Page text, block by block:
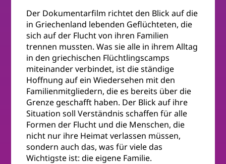
Der Dokumentarfilm richtet den Blick auf die
in Griechenland lebenden Geflüchteten, die
sich auf der Flucht von ihren Familien
trennen mussten. Was sie alle in ihrem Alltag
in den griechischen Flüchtlingscamps
miteinander verbindet, ist die ständige
Hoffnung auf ein Wiedersehen mit den
Familienmitgliedern, die es bereits über die
Grenze geschafft haben. Der Blick auf ihre
Situation soll Verständnis schaffen für alle
Formen der Flucht und die Menschen, die
nicht nur ihre Heimat verlassen müssen,
sondern auch das, was für viele das
Wichtigste ist: die eigene Familie.